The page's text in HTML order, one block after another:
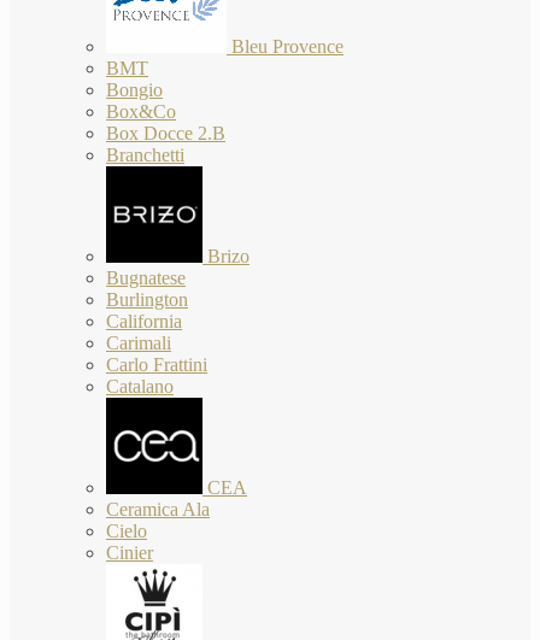
Bleu Provence
BMT
Bongio
Box&Co
Box Docce 2.B
Branchetti
Brizo
Bugnatese
Burlington
California
Carimali
Carlo Frattini
Catalano
CEA
Ceramica Ala
Cielo
Cinier